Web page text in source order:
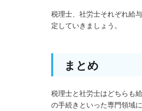
税理士、社労士それぞれ給
定していきましょう。
まとめ
税理士と社労士はどちらも
の手続きといった専門領域